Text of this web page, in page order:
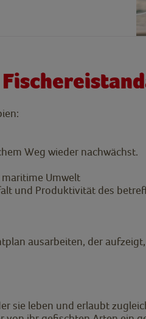
Weg wieder nachwächst.
Umwelt
und Produktivität des
ausarbeiten, der
sie leben und erlaubt